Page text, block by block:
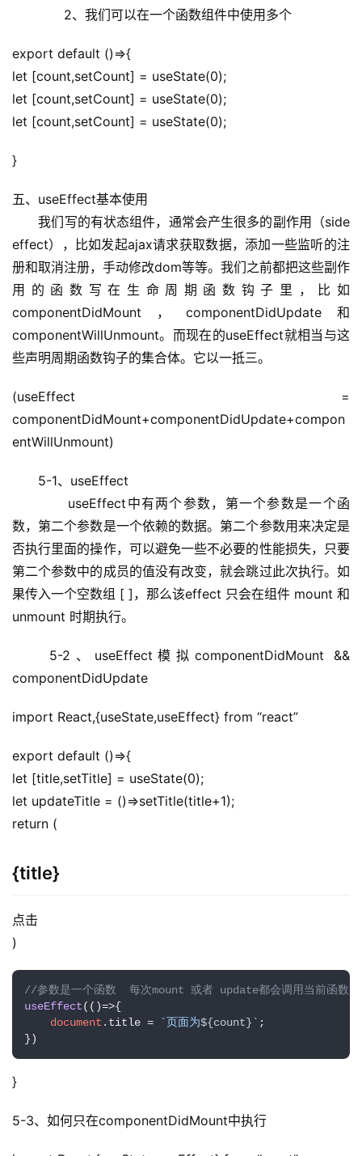
程
软
件
服
项
A
I
提
示
开
源
常
用
链
接
登录
2、我们可以在一个函数组件中使用多个
export default ()=>{
let [count,setCount] = useState(0);
let [count,setCount] = useState(0);
let [count,setCount] = useState(0);
}
五、useEffect基本使用
我们写的有状态组件，通常会产生很多的副作用（side
effect），比如发起ajax请求获取数据，添加一些监听的注
册和取消注册，手动修改dom等等。我们之前都把这些副作
用的函数写在生命周期函数钩子里，比如
componentDidMount，componentDidUpdate和
componentWillUnmount。而现在的useEffect就相当与这
些声明周期函数钩子的集合体。它以一抵三。
(useEffect =
componentDidMount+componentDidUpdate+compon
entWillUnmount)
5-1、useEffect
useEffect中有两个参数，第一个参数是一个函
数，第二个参数是一个依赖的数据。第二个参数用来决定是
否执行里面的操作，可以避免一些不必要的性能损失，只要
第二个参数中的成员的值没有改变，就会跳过此次执行。如
果传入一个空数组 [ ]，那么该effect 只会在组件 mount 和
unmount 时期执行。
5-2、useEffect模拟componentDidMount &&
componentDidUpdate
import React,{useState,useEffect} from “react”
export default ()=>{
let [title,setTitle] = useState(0);
let updateTitle = ()=>setTitle(title+1);
return (
{title}
点击
)
//参数是一个函数  每次mount 或者 update都会调用当前函数
useEffect( ()=>{
document . title = `页面为${count} ` ;
})
}
5-3、如何只在componentDidMount中执行